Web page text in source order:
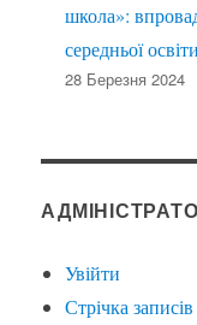
школа»:
середньої освіти
28 Березня 2024
Увійти
Стрічка записів